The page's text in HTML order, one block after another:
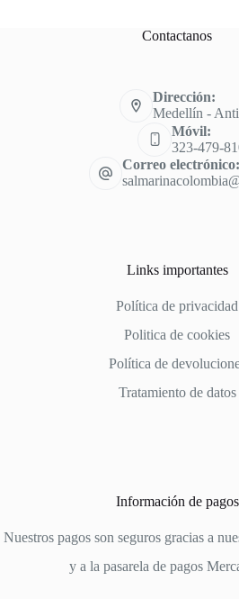
Contactanos
Dirección:
Medellín -
Móvil:
323-479-
Correo electrónico:
Links importantes
Política de privacidad
Politica de cookies
Política de
Tratamiento de datos
Información de pagos
Nuestros pagos son seguros gracias a
y a la pasarela de pagos